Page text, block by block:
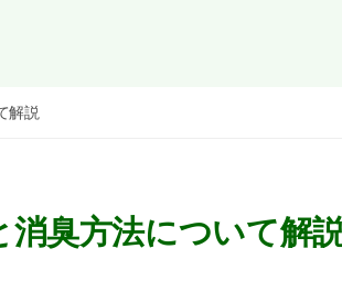
解説
臭方法について解